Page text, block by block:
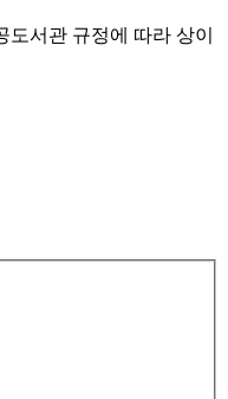
서관 규정에 따라 상이